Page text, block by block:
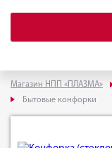
Магазин НПП «ПЛАЗМА»
Бытовые конфорки